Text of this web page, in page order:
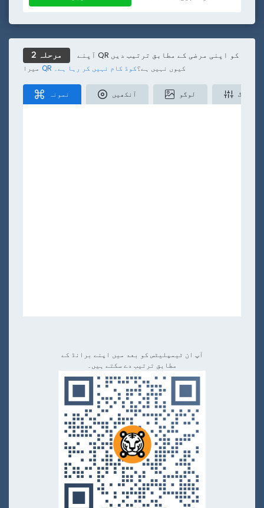
ٹک ٹاک ur مقام
مرحلہ 2 آپنے QR کو اپنی مرضی کے مطابق ترتیب دیں
میرا QR کوڈ کام نہیں کر رہا ہے۔کیوں نہیں ہے؟
نمونہ آنکھیں لوگو رنگ
آپ ان ٹیمپلیٹس کو بعد میں اپنے برانڈ کے
مطابق ترتیب دے سکتے ہیں۔